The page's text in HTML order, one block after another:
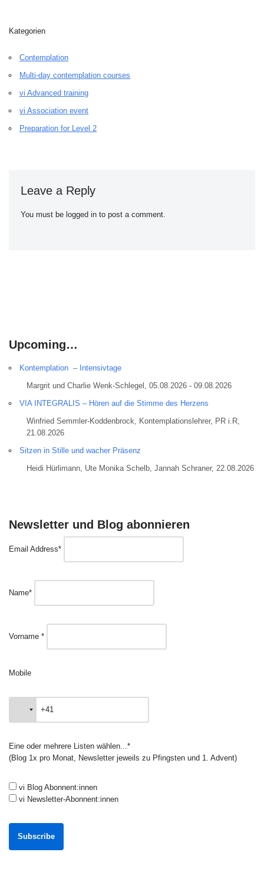
Kategorien
Contemplation
Multi-day contemplation courses
vi Advanced training
vi Association event
Preparation for Level 2
Leave a Reply
You must be logged in to post a comment.
Upcoming…
Kontemplation – Intensivtage
Margrit und Charlie Wenk-Schlegel, 05.08.2026 - 09.08.2026
VIA INTEGRALIS – Hören auf die Stimme des Herzens
Winfried Semmler-Koddenbrock, Kontemplationslehrer, PR i.R,
21.08.2026
Sitzen in Stille und wacher Präsenz
Heidi Hürlimann, Ute Monika Schelb, Jannah Schraner, 22.08.2026
Newsletter und Blog abonnieren
Email Address*
Name*
Vorname *
Mobile
Eine oder mehrere Listen wählen...*
(Blog 1x pro Monat, Newsletter jeweils zu Pfingsten und 1. Advent)
vi Blog Abonnent:innen
vi Newsletter-Abonnent:innen